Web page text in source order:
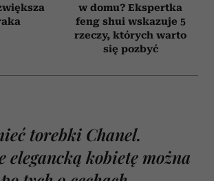
w domu? Ekspertka
feng shui wskazuje 5
rzeczy, których warto
się pozbyć
torebki Chanel.
elegancką kobietę można